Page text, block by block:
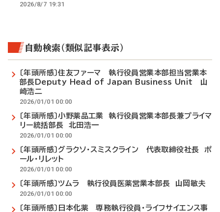
2026/8/7 19:31
自動検索（類似記事表示）
〔年頭所感〕住友ファーマ 執行役員営業本部担当営業本
部長Deputy Head of Japan Business Unit 山
崎浩二
2026/01/01 00:00
〔年頭所感〕小野薬品工業 執行役員営業本部長兼プライマ
リー統括部長 北田浩一
2026/01/01 00:00
〔年頭所感〕グラクソ・スミスクライン 代表取締役社長 ポ
ール・リレット
2026/01/01 00:00
〔年頭所感〕ツムラ 執行役員医薬営業本部長 山岡敏夫
2026/01/01 00:00
〔年頭所感〕日本化薬 専務執行役員・ライフサイエンス事